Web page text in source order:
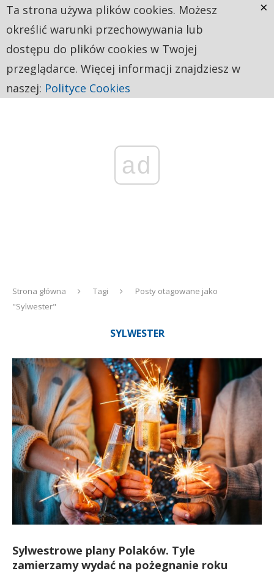
ad
Strona główna Tagi
Posty otagowane jako
"Sylwester"
SYLWESTER
Sylwestrowe plany Polaków. Tyle
zamierzamy wydać na pożegnanie roku
Ta strona używa plików cookies. Możesz
określić warunki przechowywania lub
dostępu do plików cookies w Twojej
przeglądarce. Więcej informacji znajdziesz w
naszej: Polityce Cookies
×